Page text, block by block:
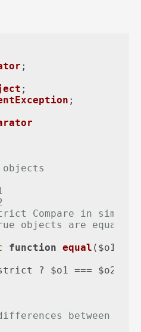
;
;
Compare in
objects are
function equal ( $o1,
? $o1 === $o2 :
between 2